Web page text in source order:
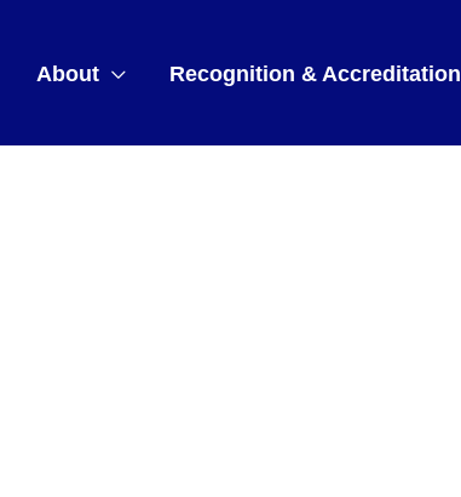
About Recognition & Accreditation